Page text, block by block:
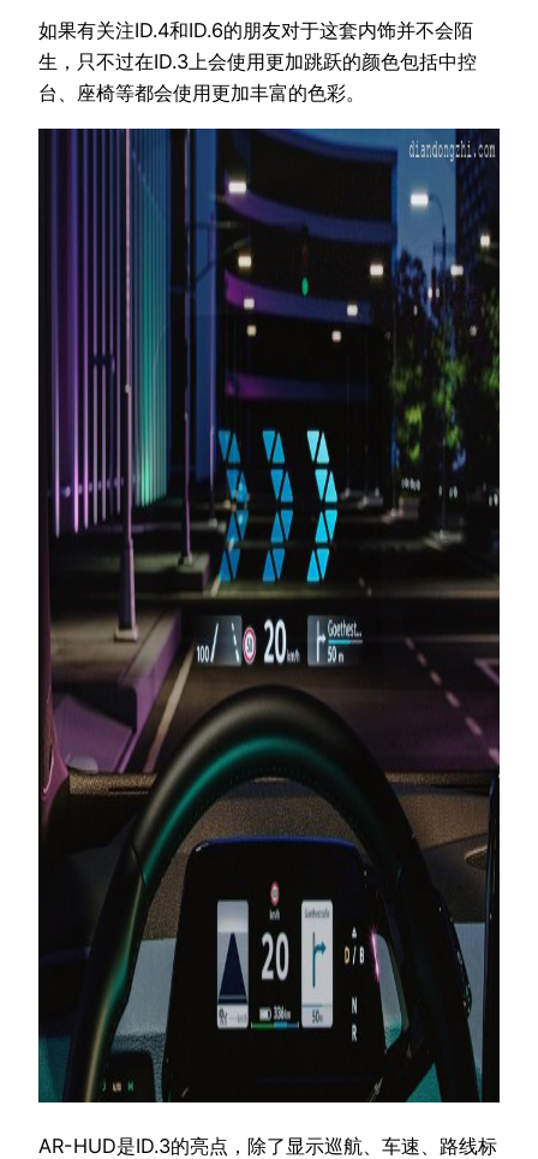
如果有关注ID.4和ID.6的朋友对于这套内饰并不会陌
生，只不过在ID.3上会使用更加跳跃的颜色包括中控
台、座椅等都会使用更加丰富的色彩。
AR-HUD是ID.3的亮点，除了显示巡航、车速、路线标